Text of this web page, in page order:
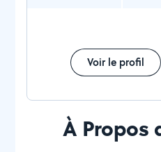
Voir le profil
À Propos